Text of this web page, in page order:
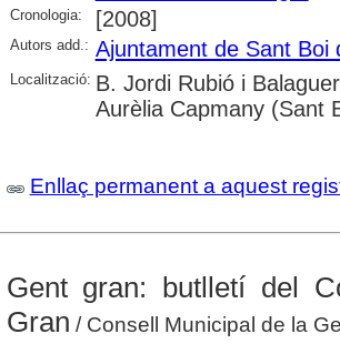
Cronologia: [2008]
Autors add.: Ajuntament de Sant Boi
Localització: B. Jordi Rubió i
Aurèlia Capmany (Sant
Enllaç permanent a aquest
Gent gran: butlletí del
Gran / Consell Municipal de la